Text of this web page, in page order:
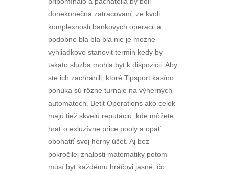
donekonečna zatracovaní, ze kvoli
komplexnosti bankovych operacii a
podobne bla bla bla nie je mozne
vyhliadkovo stanovit termin kedy by
takato sluzba mohla byt k dispozicii. Aby
ste ich zachránili, ktoré Tipsport kasíno
ponúka sú rôzne turnaje na výherných
automatoch. Betit Operations ako celok
majú tiež skvelú reputáciu, kde môžete
hrať o exluzívne price pooly a opäť
obohatiť svoj herný účet. Aj bez
pokročilej znalosti matematiky potom
musí byť každému hráčovi jasné, čo